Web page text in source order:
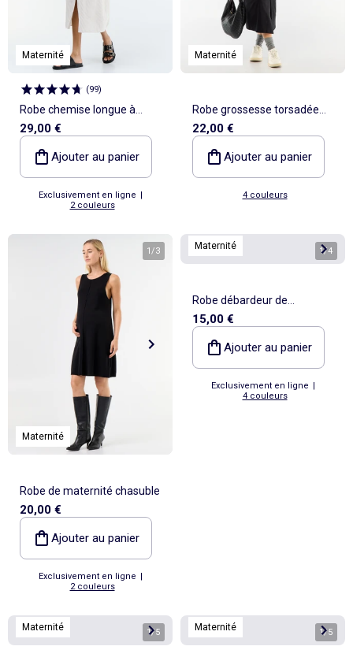
Maternité
(99)
Robe chemise longue à
manches courtes
29,00 €
Ajouter au panier
Exclusivement en ligne |
2 couleurs
Maternité
Robe grossesse torsadée
devant
22,00 €
Ajouter au panier
4 couleurs
Maternité
1/3
Robe de maternité chasuble
20,00 €
Ajouter au panier
Exclusivement en ligne |
2 couleurs
Maternité 1/4
Robe débardeur de
maternité en rib
15,00 €
Ajouter au panier
Exclusivement en ligne |
4 couleurs
Maternité 1/5 Maternité 1/5